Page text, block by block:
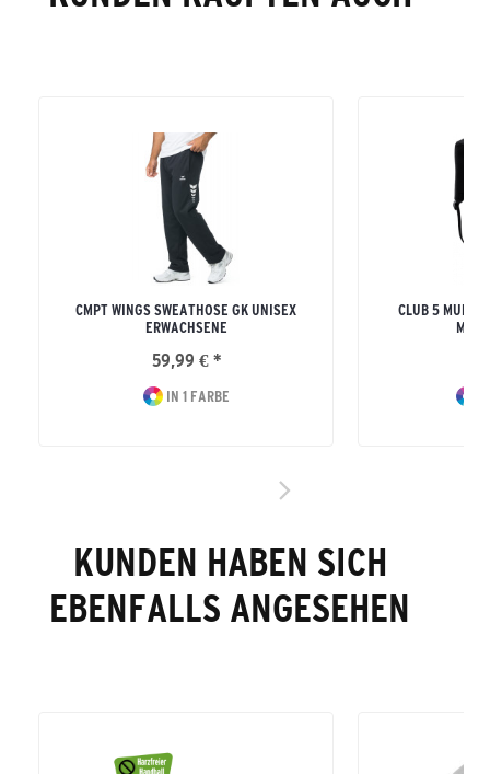
CMPT WINGS SWEATHOSE GK UNISEX
ERWACHSENE
59,99 € *
IN 1 FARBE
CLUB 5
MIT
KUNDEN HABEN SICH
EBENFALLS ANGESEHEN